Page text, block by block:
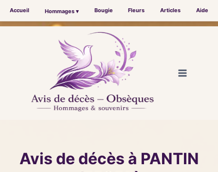
Accueil Hommages ▾ Bougie Fleurs Articles Aide
Avis de décès à PANTIN